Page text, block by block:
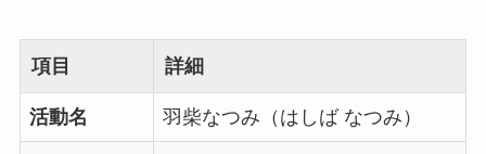
項目 詳細
活動名 羽柴なつみ（はしば なつみ）